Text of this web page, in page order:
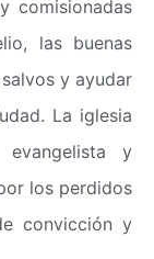
comisionadas
las buenas
y ayudar
La iglesia
y
los perdidos
convicción y